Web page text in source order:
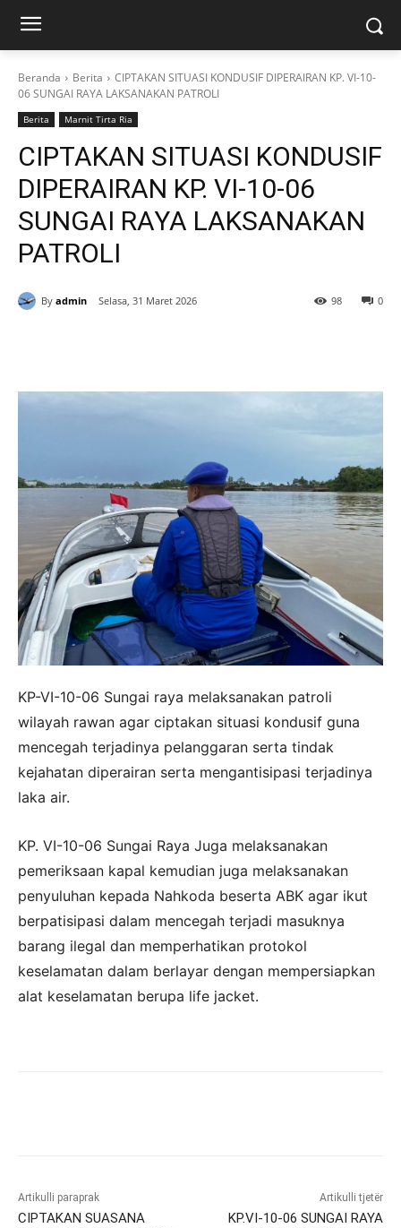
Beranda Berita
CIPTAKAN SITUASI KONDUSIF DIPERAIRAN KP. VI-10-
06 SUNGAI RAYA LAKSANAKAN PATROLI
Berita Marnit Tirta Ria
CIPTAKAN SITUASI KONDUSIF
DIPERAIRAN KP. VI-10-06
SUNGAI RAYA LAKSANAKAN
PATROLI
By admin Selasa, 31 Maret 2026 0
98
KP-VI-10-06 Sungai raya melaksanakan patroli
wilayah rawan agar ciptakan situasi kondusif guna
mencegah terjadinya pelanggaran serta tindak
kejahatan diperairan serta mengantisipasi terjadinya
laka air.
KP. VI-10-06 Sungai Raya Juga melaksanakan
pemeriksaan kapal kemudian juga melaksanakan
penyuluhan kepada Nahkoda beserta ABK agar ikut
berpatisipasi dalam mencegah terjadi masuknya
barang ilegal dan memperhatikan protokol
keselamatan dalam berlayar dengan mempersiapkan
alat keselamatan berupa life jacket.
Artikulli paraprak
CIPTAKAN SUASANA
Artikulli tjetër
KP.VI-10-06 SUNGAI RAYA